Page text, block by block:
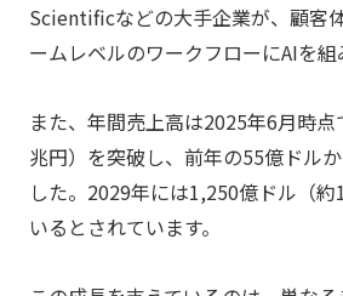
Scientificなどの大手企業が、顧客
ームレベルのワークフローにAIを組
また、年間売上高は2025年6月時
兆円）を突破し、前年の55億ドル
した。2029年には1,250億ドル（
いるとされています。